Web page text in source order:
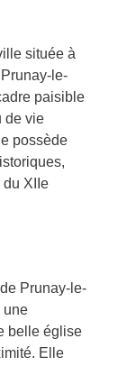
située à
le-
paisible
de vie
possède
XIIe
Prunay-le-
une
belle église
Elle